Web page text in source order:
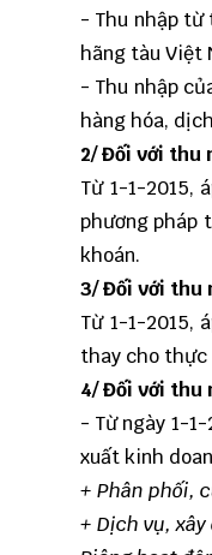
- Thu nhập từ
hãng tàu Việt
- Thu nhập
hàng hóa,
2/ Đối với thu
Từ 1-1-2015,
phương pháp
khoán.
3/ Đối với thu
Từ 1-1-2015,
thay cho thực
4/ Đối với thu
- Từ ngày 1-
xuất kinh
+ Phân phối,
+ Dịch vụ,